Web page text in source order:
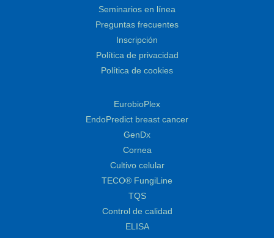
Seminarios en línea
Preguntas frecuentes
Inscripción
Política de privacidad
Política de cookies
EurobioPlex
EndoPredict breast cancer
GenDx
Cornea
Cultivo celular
TECO® FungiLine
TQS
Control de calidad
ELISA